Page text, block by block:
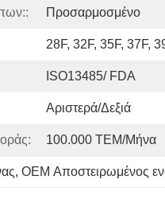
Προσαρμοσμένο
28F, 32F, 35F, 37F,
ISO13485/ FDA
Αριστερά/δεξιά
100.000 ΤΕΜ/Μήνα
, OEM Αποστειρωμένος